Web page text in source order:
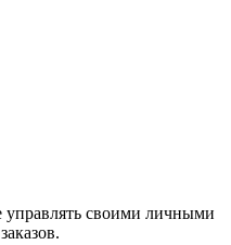
своими личными